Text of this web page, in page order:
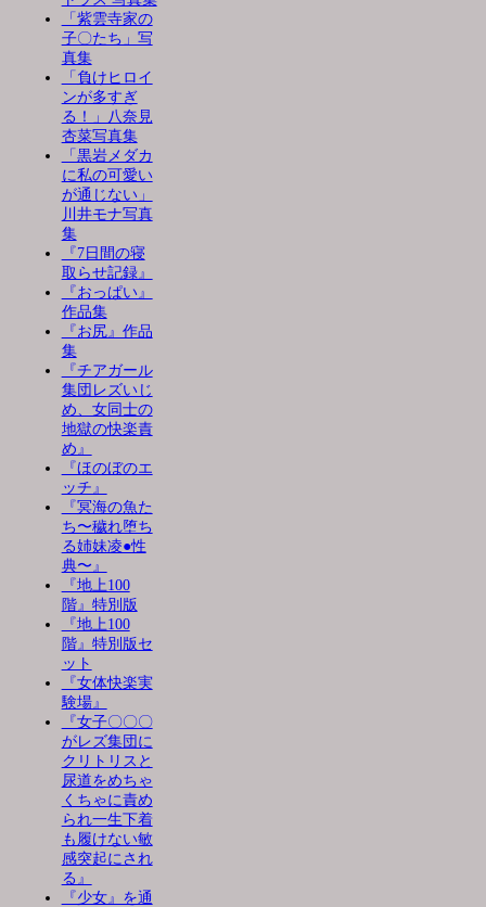
「紫雲寺家の
子〇たち」写
真集
「負けヒロイ
ンが多すぎ
る！」八奈見
杏菜写真集
「黒岩メダカ
に私の可愛い
が通じない」
川井モナ写真
集
『7日間の寝
取らせ記録』
『おっぱい』
作品集
『お尻』作品
集
『チアガール
集団レズいじ
め、女同士の
地獄の快楽責
め』
『ほのぼのエ
ッチ』
『冥海の魚た
ち〜穢れ堕ち
る姉妹凌●性
典〜』
『地上100
階』特別版
『地上100
階』特別版セ
ット
『女体快楽実
験場』
『女子〇〇〇
がレズ集団に
クリトリスと
尿道をめちゃ
くちゃに責め
られ一生下着
も履けない敏
感突起にされ
る』
『少女』を通